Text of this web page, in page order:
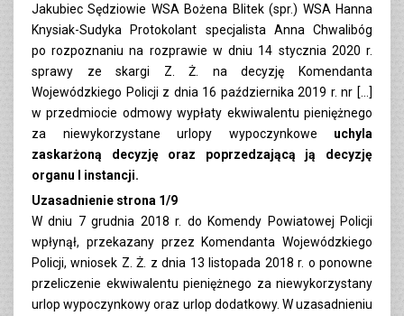
Jakubiec Sędziowie WSA Bożena Blitek (spr.) WSA Hanna
Knysiak-Sudyka Protokolant specjalista Anna Chwalibóg
po rozpoznaniu na rozprawie w dniu 14 stycznia 2020 r.
sprawy ze skargi Z. Ż. na decyzję Komendanta
Wojewódzkiego Policji z dnia 16 października 2019 r. nr […]
w przedmiocie odmowy wypłaty ekwiwalentu pieniężnego
za niewykorzystane urlopy wypoczynkowe uchyla
zaskarżoną decyzję oraz poprzedzającą ją decyzję
organu I instancji.
Uzasadnienie strona 1/9
W dniu 7 grudnia 2018 r. do Komendy Powiatowej Policji
wpłynął, przekazany przez Komendanta Wojewódzkiego
Policji, wniosek Z. Ż. z dnia 13 listopada 2018 r. o ponowne
przeliczenie ekwiwalentu pieniężnego za niewykorzystany
urlop wypoczynkowy oraz urlop dodatkowy. W uzasadnieniu